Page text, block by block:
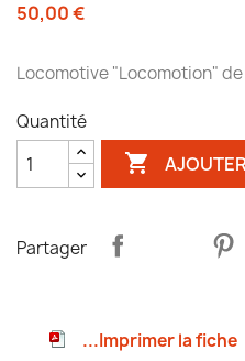
50,00 €
Locomotive "Locomotion"
Quantité

Partager
...Imprimer la fiche